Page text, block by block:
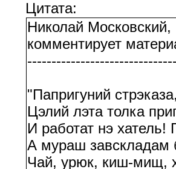
Цитата:
Николай Московский,
комментирует
"Папригуний
Цэлий лэта толка
И работат нэ хатель!
А мураш
Чай, урюк, киш-мищ,